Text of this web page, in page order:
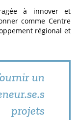
à innover et
comme Centre
régional et
un
projets